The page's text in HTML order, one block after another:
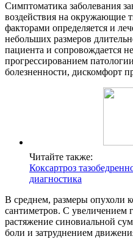
Симптоматика заболевания
воздействия на окружающие
факторами определяется и
небольших размеров
пациента и сопровождается
прогрессированием
болезненности, дискомфорт
Читайте также:
Коксартроз
диагностика
В среднем, размеры опухоли
сантиметров. С увеличением
растяжение синовиальной
боли и затруднением